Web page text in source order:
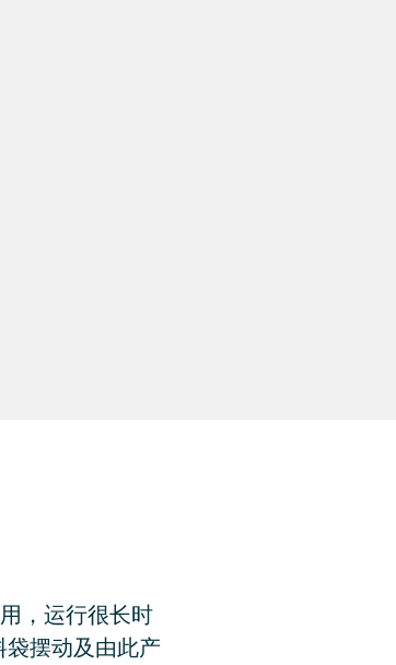
，运行很长时
摆动及由此产